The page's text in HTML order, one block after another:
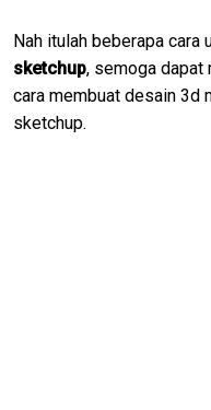
Nah itulah beberapa cara
sketchup, semoga dapat
cara membuat desain 3d
sketchup.